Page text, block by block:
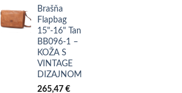
Brašňa
Flapbag
15"-16" Tan
BB096-1 –
KOŽA S
VINTAGE
DIZAJNOM
265,47 €